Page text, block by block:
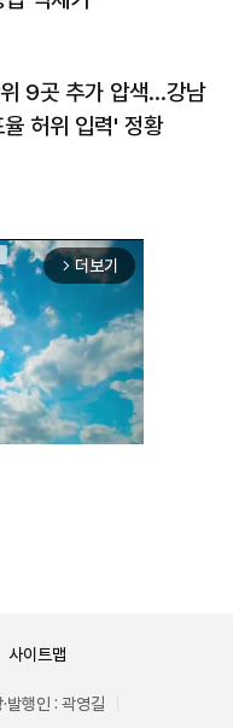
9곳 추가 압색…강남
율 허위 입력' 정황
arrow_forward_ios 더보기
사이트맵
발행인 : 곽영길